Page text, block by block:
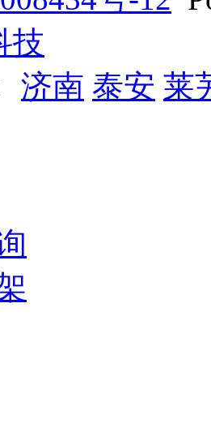
技
济南 泰安 莱